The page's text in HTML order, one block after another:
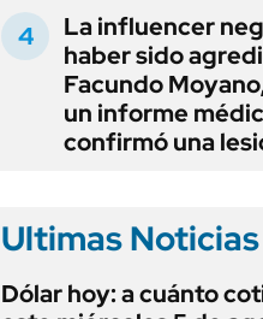
La influencer
haber sido
Facundo
un informe
confirmó una
Ultimas Noticias
Dólar hoy: a cuánto